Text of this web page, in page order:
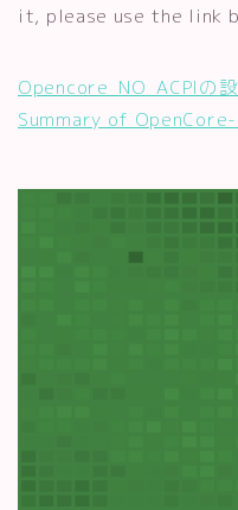
it, please use the link
Opencore_NO_ACPIの
Summary of